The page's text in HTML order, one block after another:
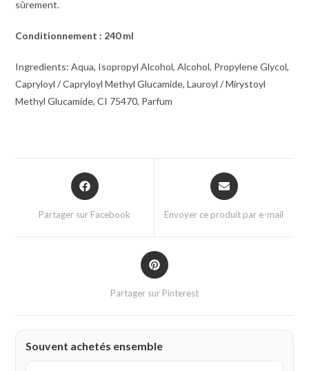
sûrement.
Conditionnement : 240 ml
Ingredients: Aqua, Isopropyl Alcohol, Alcohol, Propylene Glycol,
Capryloyl / Capryloyl Methyl Glucamide, Lauroyl / Mirystoyl
Methyl Glucamide, CI 75470, Parfum
Partager sur Facebook Envoyer ce produit par e-mail
Partager sur Pinterest
Souvent achetés ensemble